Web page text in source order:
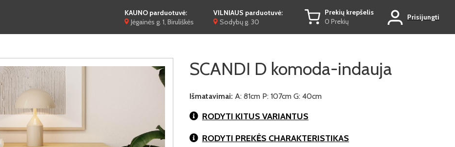
KAUNO parduotuvė:
Jėgainės g. 1, Biruliškės
VILNIAUS parduotuvė:
Sodybų g. 30
Prekių krepšelis
0 Prekių
Prisijungti
SCANDI D komoda-indauja
Išmatavimai: A: 81cm P: 107cm G: 40cm
RODYTI KITUS VARIANTUS
RODYTI PREKĖS CHARAKTERISTIKAS